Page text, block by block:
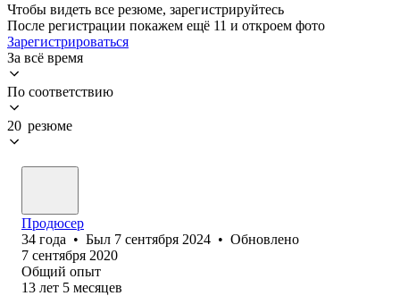
Чтобы видеть все резюме, зарегистрируйтесь
После регистрации покажем ещё 11 и откроем фото
Зарегистрироваться
За всё время
По соответствию
20 резюме
Продюсер
34 года • Был 7 сентября 2024 • Обновлено
7 сентября 2020
Общий опыт
13 лет 5 месяцев